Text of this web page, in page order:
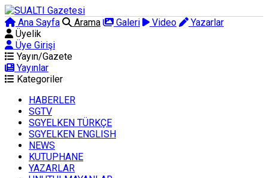
Ana Sayfa Arama Galeri Video
Yazarlar
Üyelik
Üye Girişi
Yayın/Gazete
Yayınlar
Kategoriler
HABERLER
SGTV
SGYELKEN TÜRKÇE
SGYELKEN ENGLISH
NEWS
KUTUPHANE
YAZARLAR